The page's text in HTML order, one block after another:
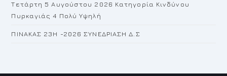
Τετάρτη 5 Αυγούστου 2026 Κατηγορία Κινδύνου
Πυρκαγιάς 4 Πολύ Υψηλή
ΠΙΝΑΚΑΣ 23H -2026 ΣΥΝΕΔΡΙΑΣΗ Δ.Σ